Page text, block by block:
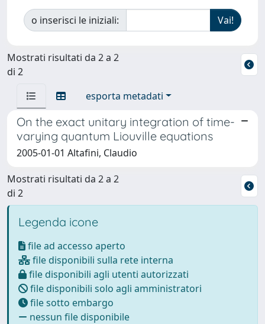
o inserisci le iniziali:
Mostrati risultati da 2 a 2
di 2
esporta metadati
On the exact unitary integration of time-
varying quantum Liouville equations
2005-01-01 Altafini, Claudio
Mostrati risultati da 2 a 2
di 2
Legenda icone
file ad accesso aperto
file disponibili sulla rete interna
file disponibili agli utenti autorizzati
file disponibili solo agli amministratori
file sotto embargo
nessun file disponibile